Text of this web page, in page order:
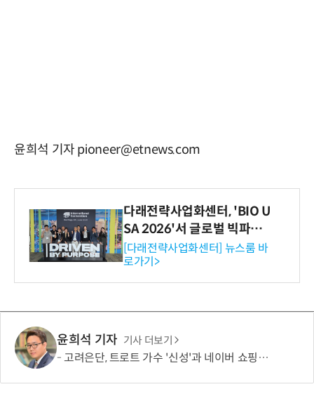
윤희석 기자 pioneer@etnews.com
다래전략사업화센터, 'BIO U
SA 2026'서 글로벌 빅파마
와의 비즈니스 미팅 지원…K
-바이오 해외 진출 교두보 확
보
[다래전략사업화센터] 뉴스룸 바
로가기>
윤희석 기자 기사 더보기
고려은단, 트로트 가수 '신성'과 네이버 쇼핑라이브 켠다